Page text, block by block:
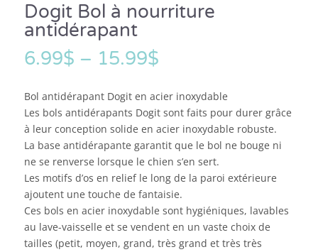
Dogit Bol à nourriture
antidérapant
6.99$ – 15.99$
Bol antidérapant Dogit en acier inoxydable
Les bols antidérapants Dogit sont faits pour durer grâce
à leur conception solide en acier inoxydable robuste.
La base antidérapante garantit que le bol ne bouge ni
ne se renverse lorsque le chien s’en sert.
Les motifs d’os en relief le long de la paroi extérieure
ajoutent une touche de fantaisie.
Ces bols en acier inoxydable sont hygiéniques, lavables
au lave-vaisselle et se vendent en un vaste choix de
tailles (petit, moyen, grand, très grand et très très